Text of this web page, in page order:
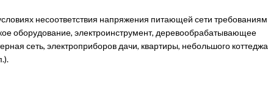
несоответствия напряжения питающей сети требованиям
оборудование, электроинструмент, деревообрабатывающее
сеть, электроприборов дачи, квартиры, небольшого коттеджа